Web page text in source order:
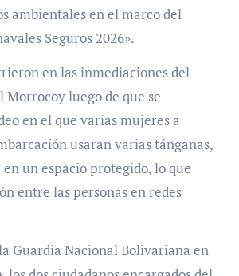
ambientales en el marco del
Seguros 2026».
en las inmediaciones del
luego de que se
en el que varias mujeres a
usaran varias tánganas,
en un espacio protegido, lo que
entre las personas en redes
Guardia Nacional Bolivariana en